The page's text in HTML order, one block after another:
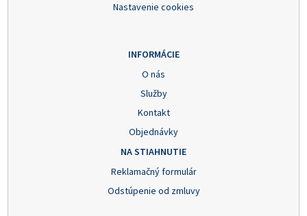
Nastavenie cookies
INFORMÁCIE
O nás
Služby
Kontakt
Objednávky
NA STIAHNUTIE
Reklamačný formulár
Odstúpenie od zmluvy